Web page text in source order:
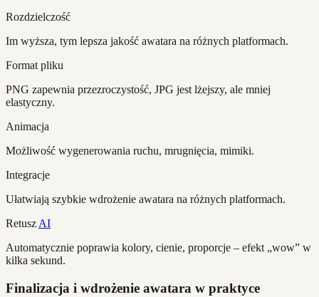
Rozdzielczość
Im wyższa, tym lepsza jakość awatara na różnych platformach.
Format pliku
PNG zapewnia przezroczystość, JPG jest lżejszy, ale mniej
elastyczny.
Animacja
Możliwość wygenerowania ruchu, mrugnięcia, mimiki.
Integracje
Ułatwiają szybkie wdrożenie awatara na różnych platformach.
RetuszAI
Automatycznie poprawia kolory, cienie, proporcje – efekt „wow” w
kilka sekund.
Finalizacja i wdrożenie awatara w praktyce